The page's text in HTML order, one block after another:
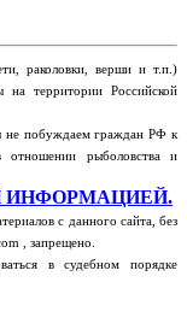
раколовки, верши и т.п.)
на территории Российской
не побуждаем граждан РФ к
отношении рыболовства и
ИНФОРМАЦИЕЙ.
с данного сайта, без
, запрещено.
в судебном порядке